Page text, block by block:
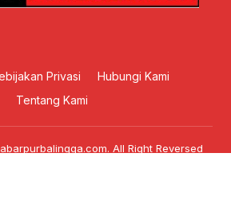
Privasi
Hubungi Kami
Tentang Kami
All Right Reversed